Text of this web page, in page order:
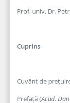
Prof. univ. Dr.
Cuprins
Cuvânt de
Prefață (Acad.